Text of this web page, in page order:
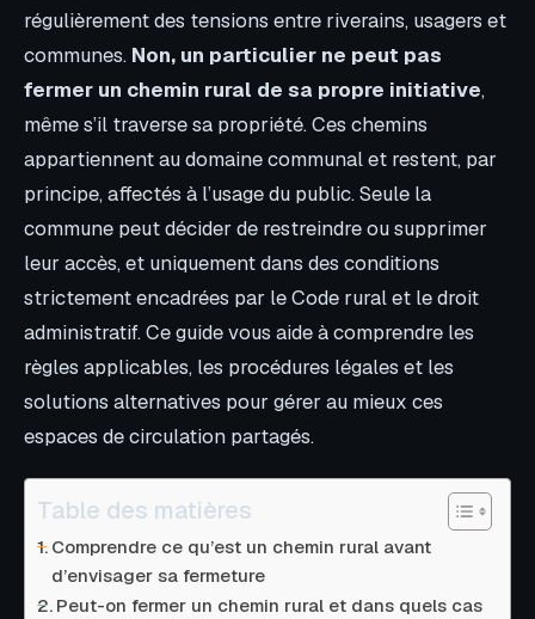
régulièrement des tensions entre riverains, usagers et
communes. Non, un particulier ne peut pas
fermer un chemin rural de sa propre initiative,
même s’il traverse sa propriété. Ces chemins
appartiennent au domaine communal et restent, par
principe, affectés à l’usage du public. Seule la
commune peut décider de restreindre ou supprimer
leur accès, et uniquement dans des conditions
strictement encadrées par le Code rural et le droit
administratif. Ce guide vous aide à comprendre les
règles applicables, les procédures légales et les
solutions alternatives pour gérer au mieux ces
espaces de circulation partagés.
Table des matières
Comprendre ce qu’est un chemin rural avant
d’envisager sa fermeture
Peut-on fermer un chemin rural et dans quels cas